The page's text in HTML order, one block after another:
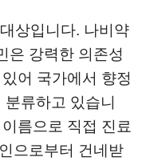
상입니다. 나비약
은 강력한 의존성
어 국가에서 향정
류하고 있습니
름으로 직접 진료
으로부터 건네받